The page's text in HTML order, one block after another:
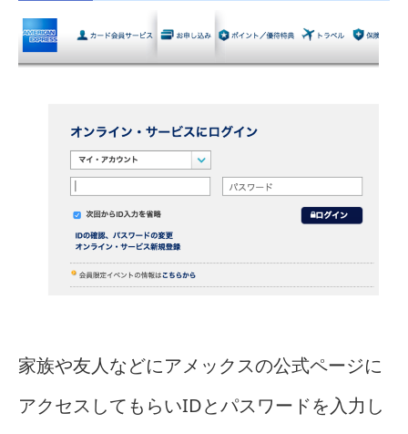
家族や友人などにアメックスの公式ページに
アクセスしてもらいIDとパスワードを入力し